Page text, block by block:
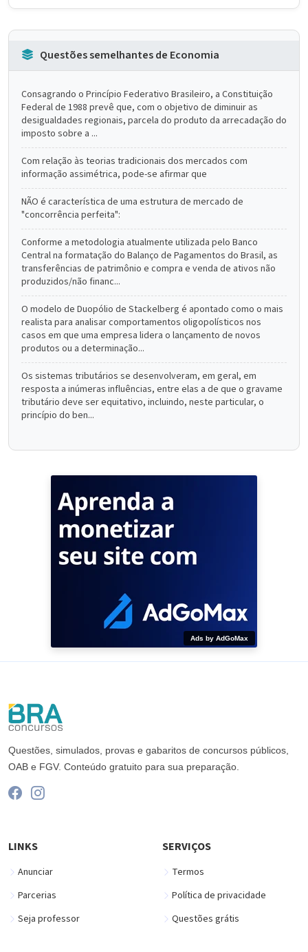
Questões semelhantes de Economia
Consagrando o Princípio Federativo Brasileiro, a Constituição
Federal de 1988 prevê que, com o objetivo de diminuir as
desigualdades regionais, parcela do produto da arrecadação do
imposto sobre a ...
Com relação às teorias tradicionais dos mercados com
informação assimétrica, pode-se afirmar que
NÃO é característica de uma estrutura de mercado de
"concorrência perfeita":
Conforme a metodologia atualmente utilizada pelo Banco
Central na formatação do Balanço de Pagamentos do Brasil, as
transferências de patrimônio e compra e venda de ativos não
produzidos/não financ...
O modelo de Duopólio de Stackelberg é apontado como o mais
realista para analisar comportamentos oligopolísticos nos
casos em que uma empresa lidera o lançamento de novos
produtos ou a determinação...
Os sistemas tributários se desenvolveram, em geral, em
resposta a inúmeras influências, entre elas a de que o gravame
tributário deve ser equitativo, incluindo, neste particular, o
princípio do ben...
Ads by AdGoMax
Questões, simulados, provas e gabaritos de concursos públicos,
OAB e FGV. Conteúdo gratuito para sua preparação.
LINKS
Anunciar
Parcerias
Seja professor
SERVIÇOS
Termos
Política de privacidade
Questões grátis